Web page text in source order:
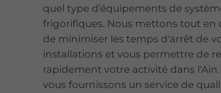
quel type d’équipements de
frigorifiques. Nous mettons tout en
de minimiser les temps d'arrêt de
installations et vous permettre de
rapidement votre activité dans l'Ain.
vous fournissons un service de